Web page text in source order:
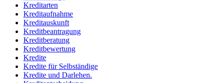
Kreditarten
Kreditaufnahme
Kreditauskunft
Kreditbeantragung
Kreditberatung
Kreditbewertung
Kredite
Kredite für Selbständige
Kredite und Darlehen.